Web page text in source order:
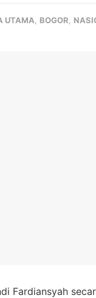
UTAMA BOGOR
Fardiansyah